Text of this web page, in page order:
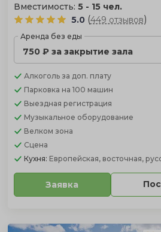
Вместимость: 5 - 15 чел.
5.0 (449 отзывов)
Аренда без еды
750 ₽ за закрытие зала
Алкоголь за доп. плату
Парковка на 100 машин
Выездная регистрация
Музыкальное оборудование
Велком зона
Сцена
Кухня: Европейская, восточная,
Заявка